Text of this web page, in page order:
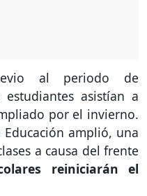
al periodo de
estudiantes asistían a
por el invierno.
amplió, una
a causa del frente
reiniciarán el